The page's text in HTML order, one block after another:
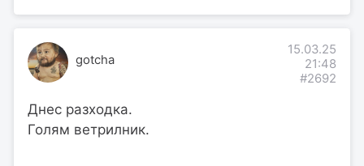
gotcha
15.03.25
21:48
#2692
Днес разходка.
Голям ветрилник.